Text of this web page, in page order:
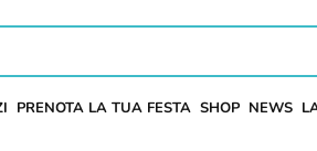
PRENOTA LA TUA FESTA SHOP NEWS